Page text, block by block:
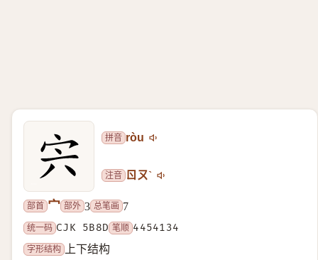
拼音 ròu
注音 ㄖㄡˋ
部首 宀 部外 3 总笔画 7
统一码 CJK 5B8D 笔顺 4454134
字形结构
上下结构